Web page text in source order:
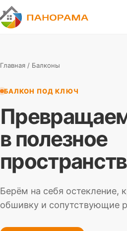
П
Панорама
Главная / Балконы
БАЛКОН ПОД КЛЮЧ
в полезное
Берём на себя остекление,
обшивку и сопутствующие